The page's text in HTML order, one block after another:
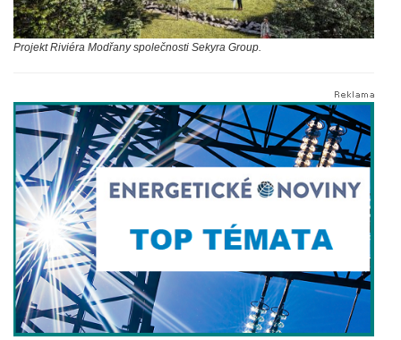
Projekt Riviéra Modřany společnosti Sekyra Group.